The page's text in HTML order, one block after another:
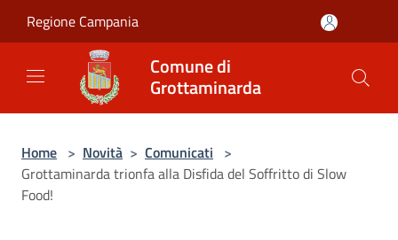
Regione Campania
Comune di
Grottaminarda
Home > Novità > Comunicati >
Grottaminarda trionfa alla Disfida del Soffritto di Slow
Food!